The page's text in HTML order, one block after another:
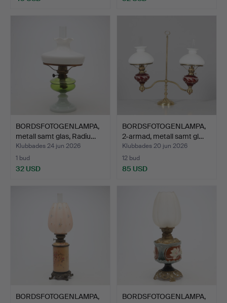
BORDSFOTOGENLAMPA,
metall samt glas, Radiu…
Klubbades 24 jun 2026
1 bud
32 USD
BORDSFOTOGENLAMPA,
2-armad, metall samt gl…
Klubbades 20 jun 2026
12 bud
85 USD
BORDSFOTOGENLAMPA,
BORDSFOTOGENLAMPA,